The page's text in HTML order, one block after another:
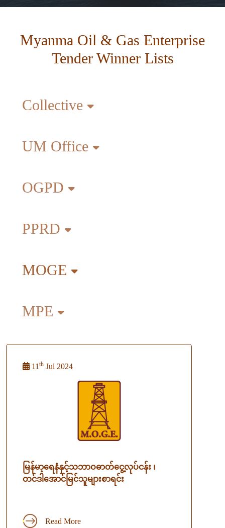
Myanma Oil & Gas Enterprise
Tender Winner Lists
Collective
UM Office
OGPD
PPRD
MOGE
MPE
11 th Jul 2024
မြန်မာ့ရေနံနှင့်သဘာဝဓာတ်ငွေ့လုပ်ငန်း ၊
တင်ဒါအောင်မြင်သူများစာရင်း
Read More